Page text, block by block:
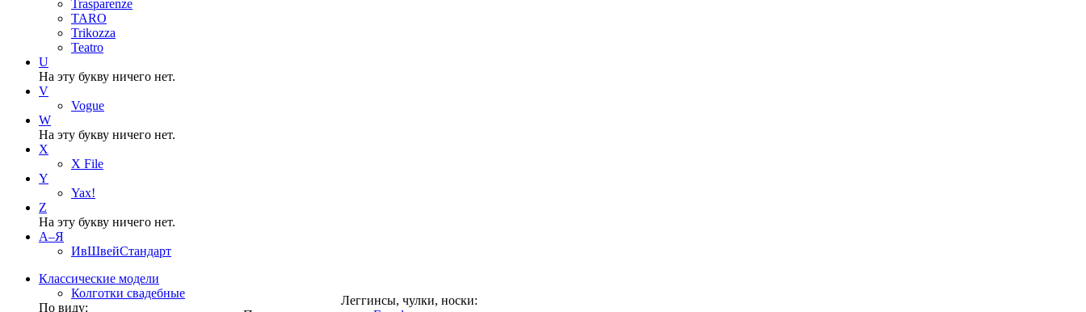
Trasparenze
TARO
Trikozza
Teatro
U
На эту букву ничего нет.
V
Vogue
W
На эту букву ничего нет.
X
X File
Y
Yax!
Z
На эту букву ничего нет.
А–Я
ИвШвейСтандарт
Классические модели
Колготки свадебные
По виду:
Леггинсы, чулки, носки: